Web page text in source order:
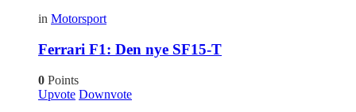
in Motorsport
Ferrari F1: Den nye SF15-T
0 Points
Upvote Downvote